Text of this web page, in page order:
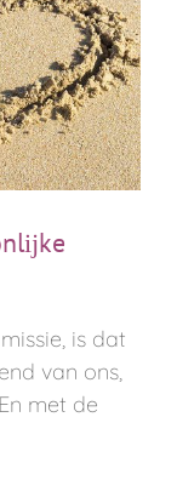
is dat
van ons,
met de